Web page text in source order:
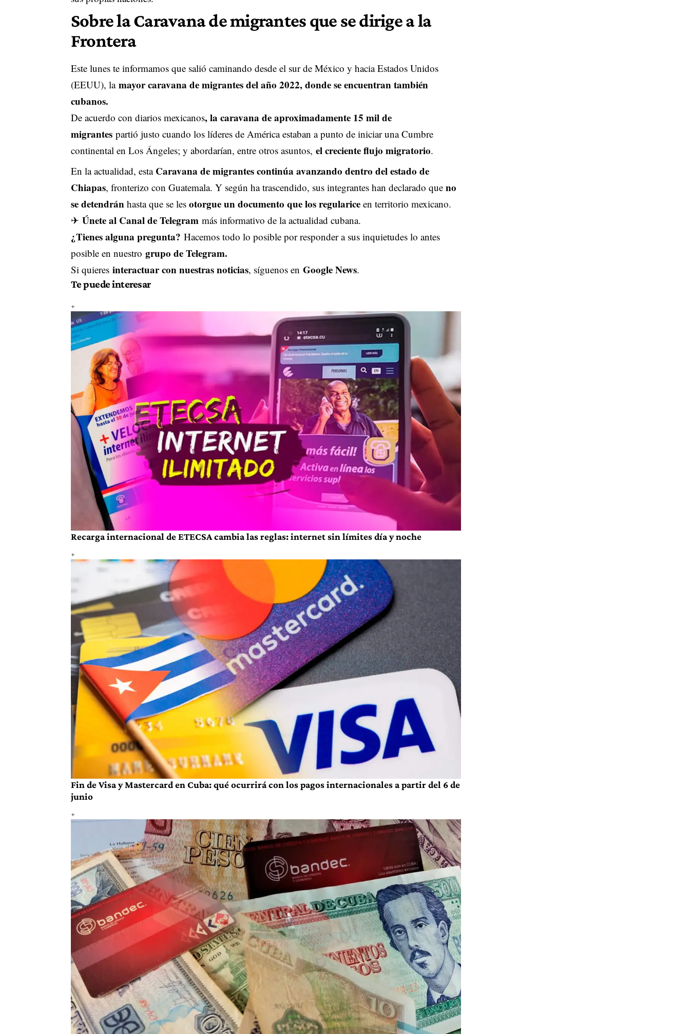
Sobre la Caravana de migrantes que se dirige a la
Frontera
Este lunes te informamos que salió caminando desde el sur de México y hacia Estados Unidos
(EEUU), la mayor caravana de migrantes del año 2022, donde se encuentran también
cubanos.
De acuerdo con diarios mexicanos, la caravana de aproximadamente 15 mil de
migrantespartió justo cuando los líderes de América estaban a punto de iniciar una Cumbre
continental en Los Ángeles; y abordarían, entre otros asuntos, el creciente flujo migratorio.
En la actualidad, esta Caravana de migrantes continúa avanzando dentro del estado de
Chiapas, fronterizo con Guatemala. Y según ha trascendido, sus integrantes han declarado que no
se detendrán hasta que se les otorgue un documento que los regulariceen territorio mexicano.
✈ Únete al Canal de Telegram más informativo de la actualidad cubana.
¿Tienes alguna pregunta? Hacemos todo lo posible por responder a sus inquietudes lo antes
posible en nuestro grupo de Telegram.
Si quieres interactuar con nuestras noticias, síguenos en Google News.
Te puede interesar
Recarga internacional de ETECSA cambia las reglas: internet sin límites día y noche
Fin de Visa y Mastercard en Cuba: qué ocurrirá con los pagos internacionales a partir del 6 de
junio